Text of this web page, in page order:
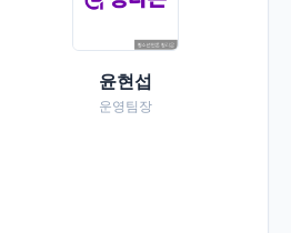
윤현섭
운영팀장